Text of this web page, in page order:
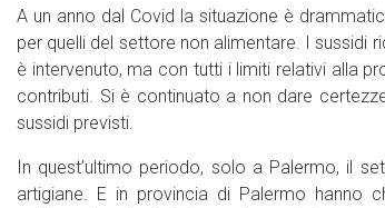
A un anno dal Covid la situazione è
per quelli del settore non alimentare. I sussidi
è intervenuto, ma con tutti i limiti relativi alla
contributi. Si è continuato a non dare
sussidi previsti.
In quest’ultimo periodo, solo a Palermo, il
artigiane. E in provincia di Palermo hanno